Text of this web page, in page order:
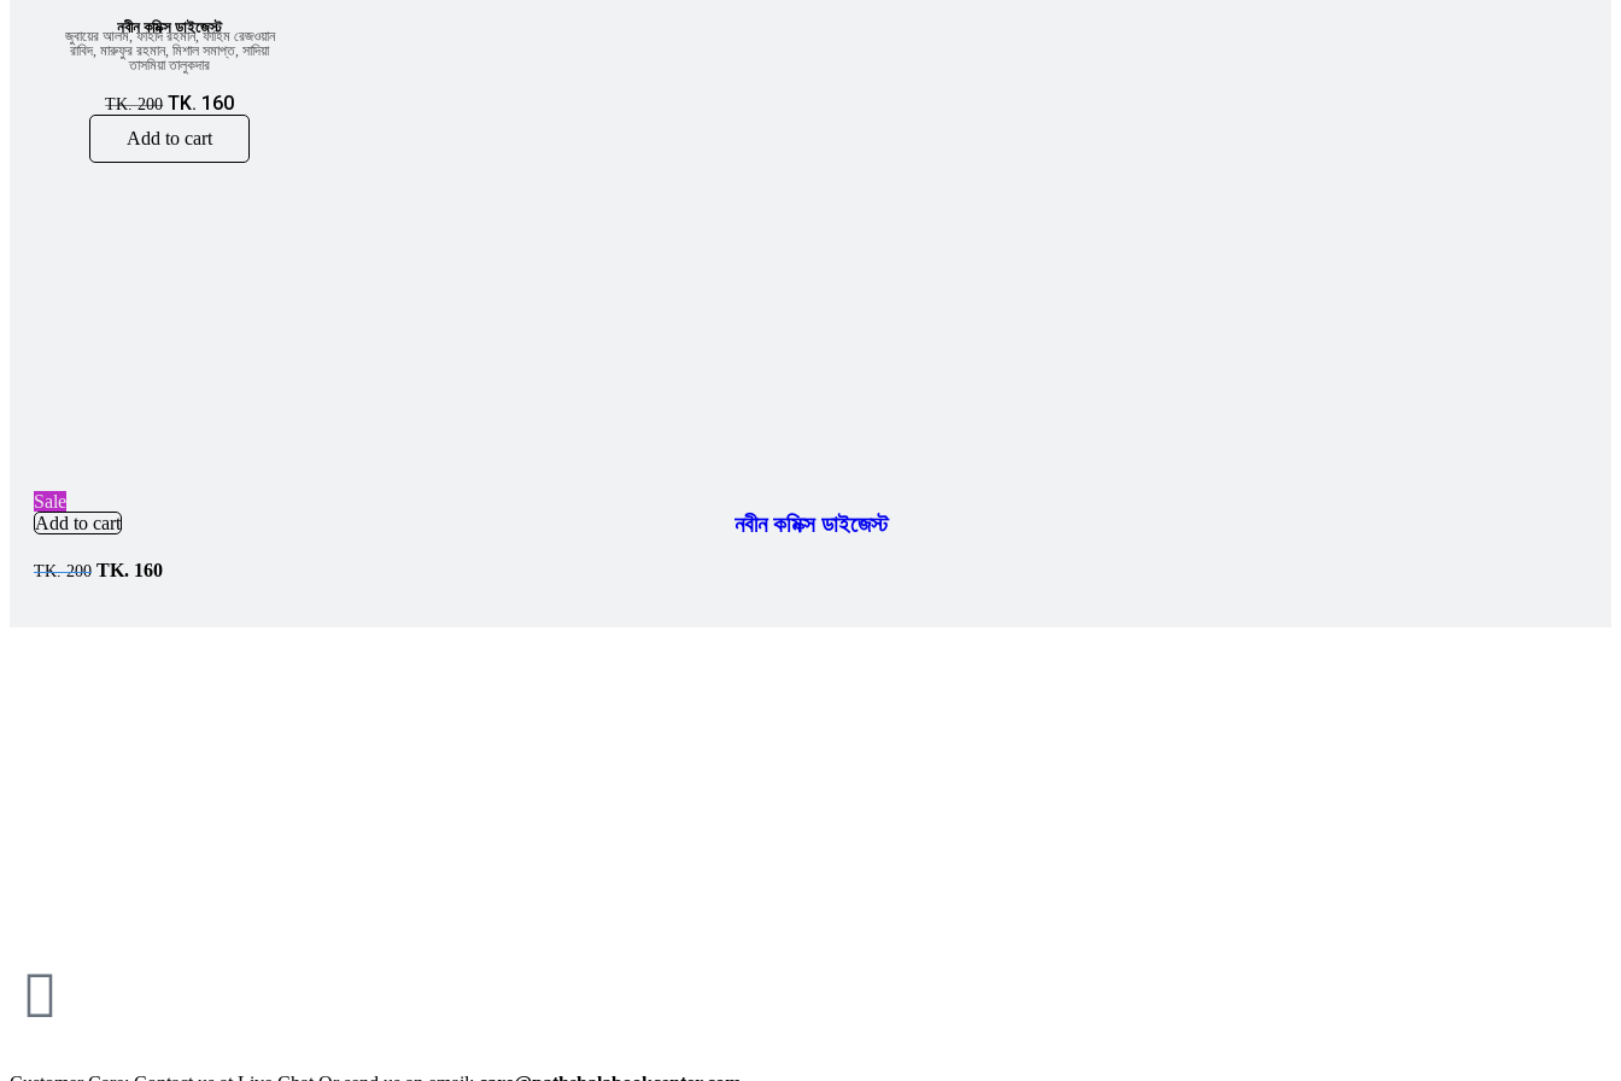
নবীন কমিক্স ডাইজেস্ট
জুবায়ের আলম,ফাহাদ রহমান,ফাহিম রেজওয়ান
রাবিদ,মারুফুর রহমান,মিশাল সমাপ্ত,সাদিয়া
তাসমিয়া তালুকদার
TK.200 TK. 160
Add to cart
Sale
Add to cart
নবীন কমিক্স ডাইজেস্ট
TK.200 TK. 160